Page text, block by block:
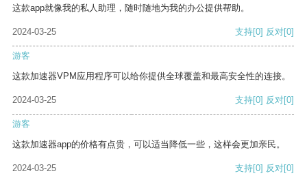
这款app就像我的私人助理，随时随地为我的办公提供帮助。
2024-03-25 支持[0] 反对[0]
游客
这款加速器VPM应用程序可以给你提供全球覆盖和最高安全性的连接。
2024-03-25 支持[0] 反对[0]
游客
这款加速器app的价格有点贵，可以适当降低一些，这样会更加亲民。
2024-03-25 支持[0] 反对[0]